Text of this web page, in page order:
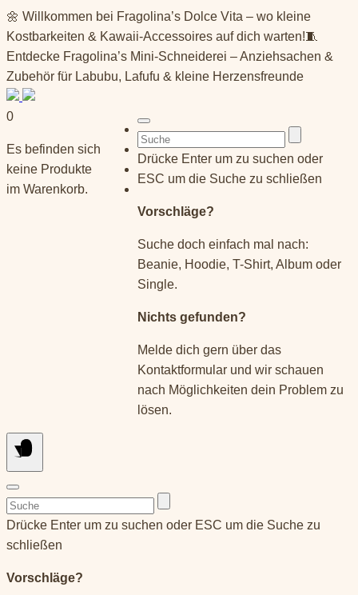
Springe
zum
Inhalt
🌼 Willkommen bei Fragolina’s Dolce Vita – wo kleine
Kostbarkeiten & Kawaii-Accessoires auf dich warten!🧵
Entdecke Fragolina’s Mini-Schneiderei – Anziehsachen &
Zubehör für Labubu, Lafufu & kleine Herzensfreunde
0
Es befinden sich
keine Produkte
im Warenkorb.
Suchen
nach:
Drücke Enter um zu suchen oder
ESC um die Suche zu schließen
Vorschläge?
Suche doch einfach mal nach:
Beanie, Hoodie, T-Shirt, Album oder
Single.
Nichts gefunden?
Melde dich gern über das
Kontaktformular und wir schauen
nach Möglichkeiten dein Problem zu
lösen.
Suchen
nach:
Drücke Enter um zu suchen oder ESC um die Suche zu
schließen
Vorschläge?